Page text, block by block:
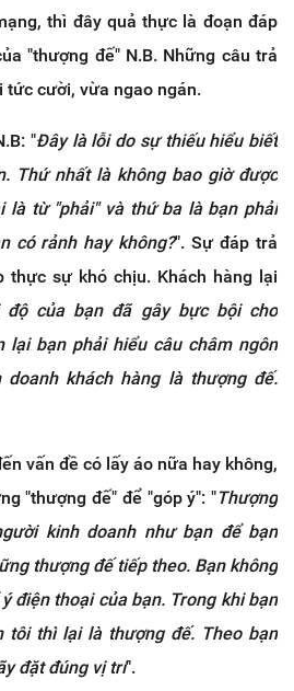
thì đây quả thực là đoạn đáp
"thượng đế" N.B. Những câu trả
tức cười, vừa ngao ngán.
"Đây là lỗi do sự thiếu hiểu biết
Thứ nhất là không bao giờ được
là từ "phải" và thứ ba là bạn phải
có rảnh hay không?". Sự đáp trả
thực sự khó chịu. Khách hàng lại
của bạn đã gây bực bội cho
lại bạn phải hiểu câu châm ngôn
khách hàng là thượng đế.
vấn đề có lấy áo nữa hay không,
"thượng đế" để "góp ý": "Thượng
kinh doanh như bạn để bạn
thượng đế tiếp theo. Bạn không
điện thoại của bạn. Trong khi bạn
tôi thì lại là thượng đế. Theo bạn
đặt đúng vị trí".